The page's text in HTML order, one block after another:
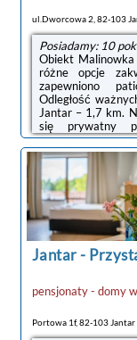
ul.Dworcowa 2, 82-103
Posiadamy: 10
Obiekt
różne opcje
zapewniono
Odległość
Jantar – 1,7 km.
się prywatny
placem zabaw.Na
w tenisa
popularnością
obiektu: Centralne
Polska
Lotnisko
znajduje się 53
od godziny ...
Jantar-
pensjonaty - domy
Portowa 1f, 82-103 Jantar